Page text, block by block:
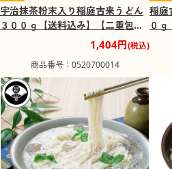
宇治抹茶粉末入り稲庭古来うどん
３００ｇ【送料込み】【二重包装
1,404円(税込)
商品番号：0520700014
稲庭
０